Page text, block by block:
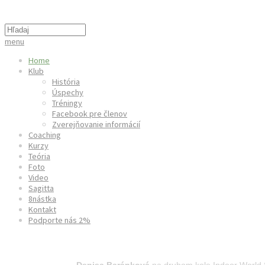
menu
Home
Klub
História
Úspechy
Tréningy
Facebook pre členov
Zverejňovanie informácií
Coaching
Kurzy
Teória
Foto
Video
Sagitta
8nástka
Kontakt
Podporte nás 2%